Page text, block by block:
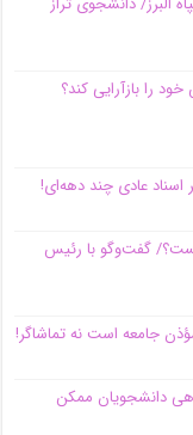
را بازآرایی کند؟
عادی چند‌ دهه‌ای!
گفت‌وگو با رئیس
جامعه است نه تماشاگر!
دانشجویان ممکن